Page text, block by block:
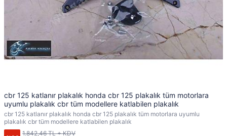
cbr 125 katlanır plakalık honda cbr 125 plakalık tüm motorlara
uyumlu plakalık cbr tüm modellere katlabilen plakalık
cbr 125 katlanır plakalık honda cbr 125 plakalık tüm motorlara uyumlu
plakalık cbr tüm modellere katlabilen plakalık
1.842,46 TL + KDV